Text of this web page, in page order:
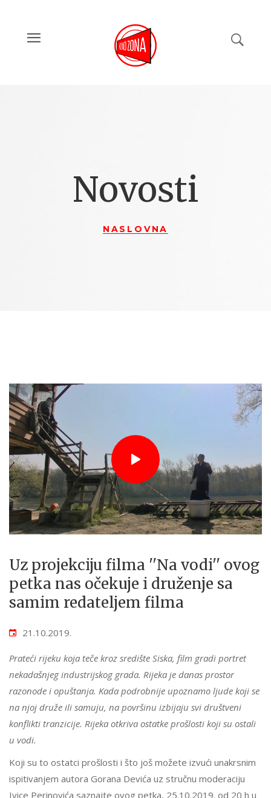
Novosti
NASLOVNA
Uz projekciju filma ''Na vodi'' ovog
petka nas očekuje i druženje sa
samim redateljem filma
21.10.2019.
Prateći rijeku koja teče kroz središte Siska, film gradi portret
nekadašnjeg industrijskog grada. Rijeka je danas prostor
razonode i opuštanja. Kada podrobnije upoznamo ljude koji se
na njoj druže ili samuju, na površinu izbijaju svi društveni
konflikti tranzicije. Rijeka otkriva ostatke prošlosti koji su ostali
u vodi.
Koji su to ostatci prošlosti i što još možete izvući unakrsnim
ispitivanjem autora Gorana Devića uz stručnu moderaciju
Ivice Perinovića saznajte ovog petka, 25.10.2019. od 20 h u